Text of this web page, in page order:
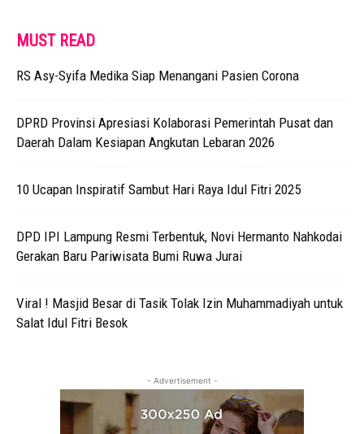
MUST READ
RS Asy-Syifa Medika Siap Menangani Pasien Corona
DPRD Provinsi Apresiasi Kolaborasi Pemerintah Pusat dan
Daerah Dalam Kesiapan Angkutan Lebaran 2026
10 Ucapan Inspiratif Sambut Hari Raya Idul Fitri 2025
DPD IPI Lampung Resmi Terbentuk, Novi Hermanto Nahkodai
Gerakan Baru Pariwisata Bumi Ruwa Jurai
Viral ! Masjid Besar di Tasik Tolak Izin Muhammadiyah untuk
Salat Idul Fitri Besok
- Advertisement -